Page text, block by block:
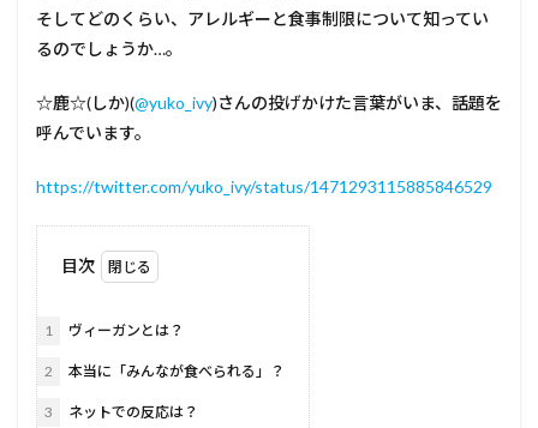
そしてどのくらい、アレルギーと食事制限について知ってい
るのでしょうか…。
☆鹿☆(しか)(@yuko_ivy)さんの投げかけた言葉がいま、話題を
呼んでいます。
https://twitter.com/yuko_ivy/status/1471293115885846529
目次
1 ヴィーガンとは？
2 本当に「みんなが食べられる」？
3 ネットでの反応は？